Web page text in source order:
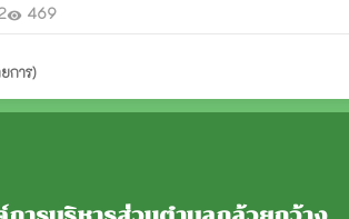
visibility 469
การ)